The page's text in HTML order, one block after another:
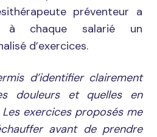
préventeur a
à chaque salarié un
d’exercices.
d’identifier clairement
douleurs et quelles en
exercices proposés me
avant de prendre